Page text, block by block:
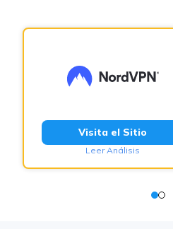
Visita el Sitio
Leer Análisis